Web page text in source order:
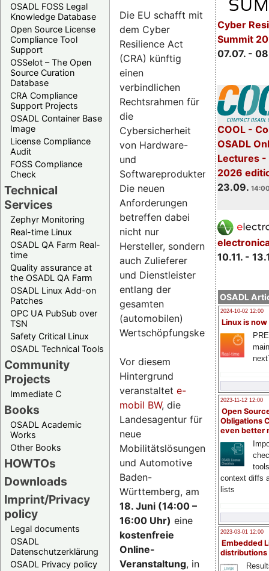
OSADL FOSS Legal
Knowledge Database
Open Source License
Compliance Tool
Support
OSSelot – The Open
Source Curation
Database
CRA Compliance
Support Projects
OSADL Container Base
Image
License Compliance
Audit
FOSS Compliance
Check
Technical
Services
Zephyr Monitoring
Real-time Linux
OSADL QA Farm Real-
time
Quality assurance at
the OSADL QA Farm
OSADL Linux Add-on
Patches
OPC UA PubSub over
TSN
Safety Critical Linux
OSADL Technical Tools
Community
Projects
Immediate C
Books
OSADL Academic
Works
Other Books
HOWTOs
Downloads
Imprint/Privacy
policy
Legal documents
OSADL
Datenschutzerklärung
OSADL Privacy policy
Cyber
Summit
07.07. -
COOL -
OSADL
Lectures -
2026
23.09.
10.11. -
OSADL
2024-10-02 12:00
Linux is now
2023-11-12 12:00
Open
Obligations
even better
context diffs
lists
2023-03-01 12:00
Embedded
distributions
Die EU schafft mit
dem Cyber
Resilience Act
(CRA) künftig
einen
verbindlichen
Rechtsrahmen für
die
Cybersicherheit
von Hardware-
und
Softwareprodukten.
Die neuen
Anforderungen
betreffen dabei
nicht nur
Hersteller, sondern
auch Zulieferer
und Dienstleister
entlang der
gesamten
(automobilen)
Wertschöpfungskette.
Vor diesem
Hintergrund
veranstaltet e-
mobil BW, die
Landesagentur für
neue
Mobilitätslösungen
und Automotive
Baden-
Württemberg, am
18. Juni (14:00 –
16:00 Uhr) eine
kostenfreie
Online-
Veranstaltung, in